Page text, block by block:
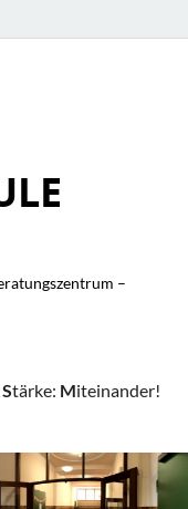
–
Stärke: Miteinander!